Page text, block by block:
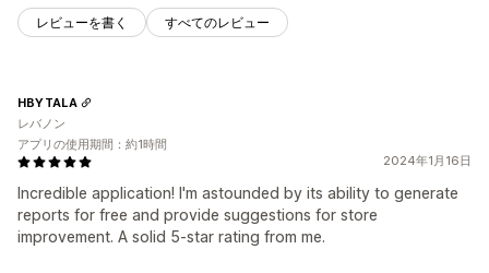
レビューを書く すべてのレビュー
2024年1月16日
Incredible application! I'm astounded by its ability to generate
reports for free and provide suggestions for store
improvement. A solid 5-star rating from me.
HBYTALA
レバノン
アプリの使用期間：約1時間